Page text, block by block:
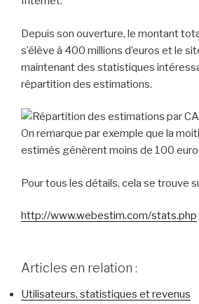
Depuis son ouverture, le montant
s’élève à 400 millions d’euros et le
maintenant des statistiques
répartition des estimations.
On remarque par exemple que la
estimés génèrent moins de 100
Pour tous les détails, cela se trouve
http://www.webestim.com/stats.php
Articles en relation :
Utilisateurs, statistiques et revenus